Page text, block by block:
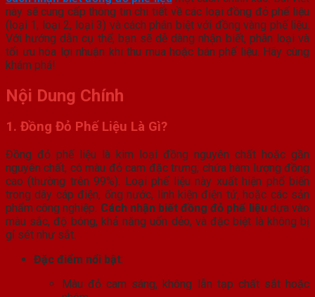
này sẽ cung cấp thông tin chi tiết về các loại đồng đỏ phế liệu
(loại 1, loại 2, loại 3) và cách phân biệt với đồng vàng phế liệu.
Với hướng dẫn cụ thể, bạn sẽ dễ dàng nhận biết, phân loại và
tối ưu hóa lợi nhuận khi thu mua hoặc bán phế liệu. Hãy cùng
khám phá!
Nội Dung Chính
1. Đồng Đỏ Phế Liệu Là Gì?
Đồng đỏ phế liệu là kim loại đồng nguyên chất hoặc gần
nguyên chất, có màu đỏ cam đặc trưng, chứa hàm lượng đồng
cao (thường trên 99%). Loại phế liệu này xuất hiện phổ biến
trong dây cáp điện, ống nước, linh kiện điện tử, hoặc các sản
phẩm công nghiệp. Cách nhận biết đồng đỏ phế liệudựa vào
màu sắc, độ bóng, khả năng uốn dẻo, và đặc biệt là không bị
gỉ sét như sắt.
Đặc điểm nổi bật:
Màu đỏ cam sáng, không lẫn tạp chất sắt hoặc